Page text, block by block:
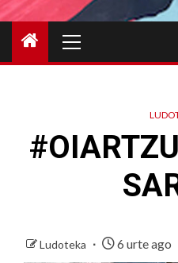
Menu
Ludoteka 6 urte ago